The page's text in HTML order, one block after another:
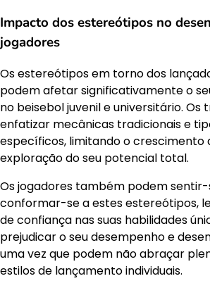
Impacto dos estereótipos no
jogadores
Os estereótipos em torno dos
podem afetar significativamente o
no beisebol juvenil e universitário.
enfatizar mecânicas tradicionais e
específicos, limitando o crescimento
exploração do seu potencial total.
Os jogadores também podem
conformar-se a estes estereótipos,
de confiança nas suas habilidades
prejudicar o seu desempenho e
uma vez que podem não abraçar
estilos de lançamento individuais.